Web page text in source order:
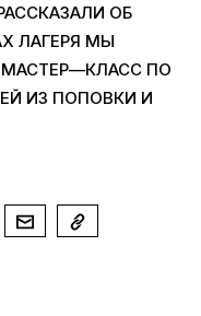
ОБ
ЛАГЕРЯ МЫ
—КЛАСС ПО
ИЗ ПОПОВКИ И